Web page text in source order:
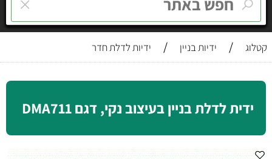
קטלוג / ידיות בניין / ידיות לדלת חדר
ידית לדלת בניין בעיצוב נקי, דגם DMA711